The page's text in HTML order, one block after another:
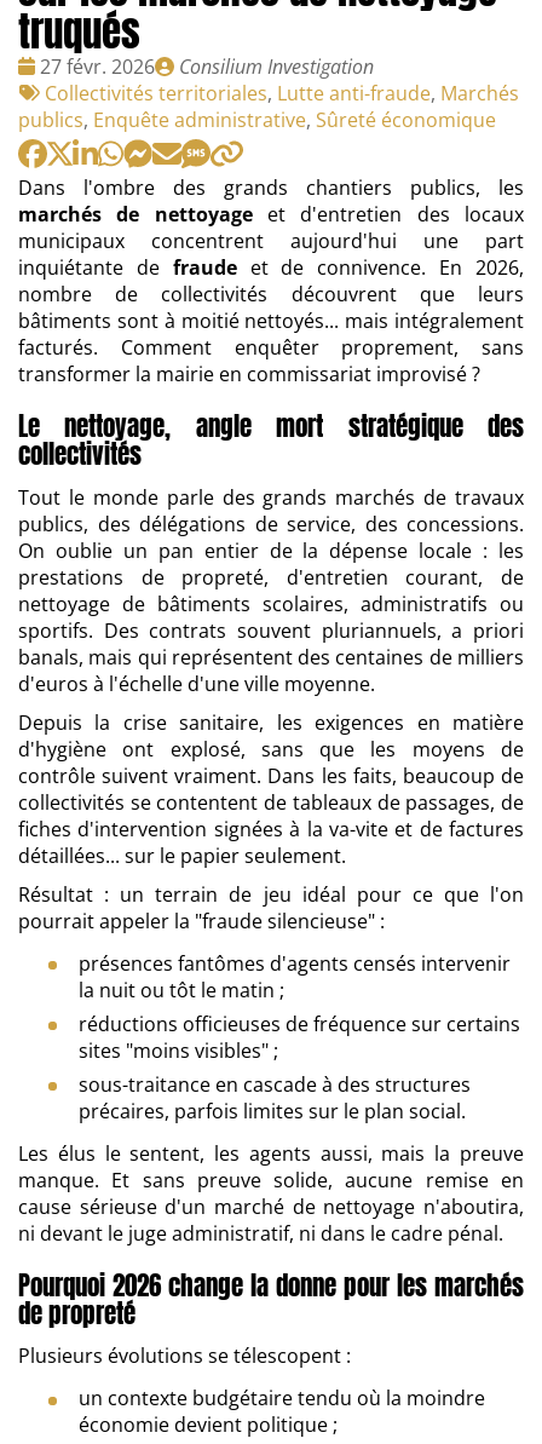
truqués
Date
:
27 févr. 2026
Publié
par
Consilium Investigation
Tags
:
Collectivités territoriales, Lutte anti-fraude, Marchés
publics, Enquête administrative, Sûreté économique
Dans l'ombre des grands chantiers publics, les
marchés de nettoyageet d'entretien des locaux
municipaux concentrent aujourd'hui une part
inquiétante de fraudeet de connivence. En 2026,
nombre de collectivités découvrent que leurs
bâtiments sont à moitié nettoyés... mais intégralement
facturés. Comment enquêter proprement, sans
transformer la mairie en commissariat improvisé ?
Le nettoyage, angle mort stratégique des
collectivités
Tout le monde parle des grands marchés de travaux
publics, des délégations de service, des concessions.
On oublie un pan entier de la dépense locale : les
prestations de propreté, d'entretien courant, de
nettoyage de bâtiments scolaires, administratifs ou
sportifs. Des contrats souvent pluriannuels, a priori
banals, mais qui représentent des centaines de milliers
d'euros à l'échelle d'une ville moyenne.
Depuis la crise sanitaire, les exigences en matière
d'hygiène ont explosé, sans que les moyens de
contrôle suivent vraiment. Dans les faits, beaucoup de
collectivités se contentent de tableaux de passages, de
fiches d'intervention signées à la va-vite et de factures
détaillées... sur le papier seulement.
Résultat : un terrain de jeu idéal pour ce que l'on
pourrait appeler la "fraude silencieuse" :
présences fantômes d'agents censés intervenir
la nuit ou tôt le matin ;
réductions officieuses de fréquence sur certains
sites "moins visibles" ;
sous-traitance en cascade à des structures
précaires, parfois limites sur le plan social.
Les élus le sentent, les agents aussi, mais la preuve
manque. Et sans preuve solide, aucune remise en
cause sérieuse d'un marché de nettoyage n'aboutira,
ni devant le juge administratif, ni dans le cadre pénal.
Pourquoi 2026 change la donne pour les marchés
de propreté
Plusieurs évolutions se télescopent :
un contexte budgétaire tendu où la moindre
économie devient politique ;